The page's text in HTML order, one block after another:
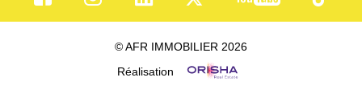
© AFR IMMOBILIER 2026
Réalisation